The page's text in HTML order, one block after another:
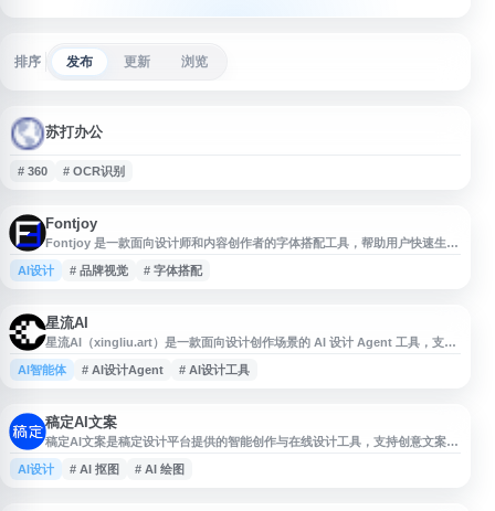
排序 发布 更新 浏览
苏打办公
# 360 # OCR识别
Fontjoy
Fontjoy 是一款面向设计师和内容创作者的字体搭配工具，帮助用户快速生
成、预览和调整字体组合。网站支持混合匹配不同字体，用于寻找更协调的标
题、正文和辅助文字排版方案，适合网页设计、品牌视觉、海报和界面设计等
AI设计 # 品牌视觉 # 字体搭配
星流AI
星流AI（xingliu.art）是一款面向设计创作场景的 AI 设计 Agent 工具，支持
从灵感板、品牌视觉到海报插画、产品设计等内容生成与创意落地。平台聚焦
设计流程中的创意表达与视觉产出，适合设计师、品牌运营、内容创作者等用
AI智能体 # AI设计Agent # AI设计工具
稿定AI文案
稿定AI文案是稿定设计平台提供的智能创作与在线设计工具，支持创意文案生
成、海报制作、商品图设计、AI抠图、AI消除、图片变清晰、AI绘图等功能。
平台整合图片编辑、在线PS、H5页面制作、视频剪辑和丰富模板资源，适合
AI设计 # AI 抠图 # AI 绘图